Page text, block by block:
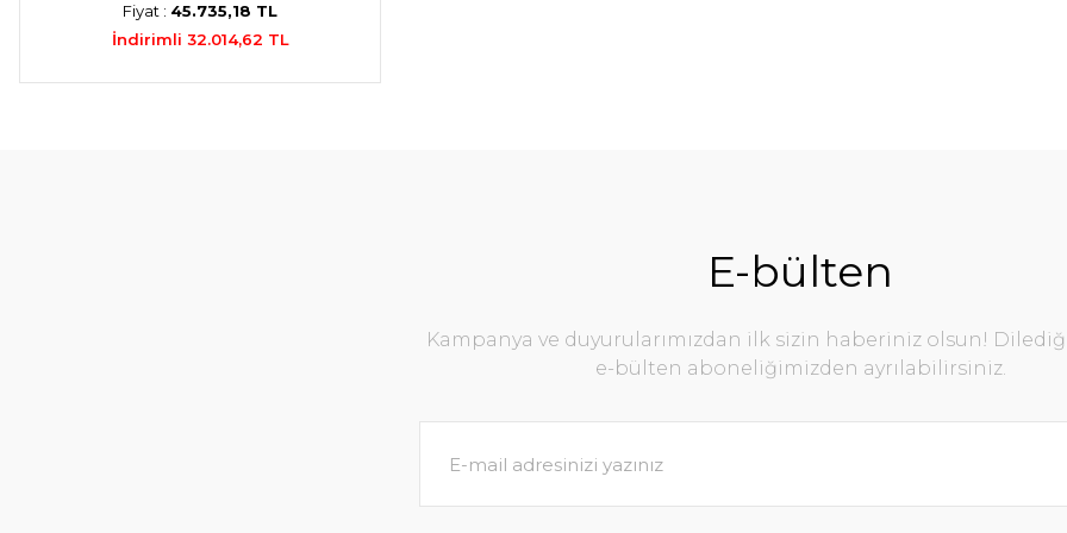
Fiyat : 45.735,18 TL
İndirimli 32.014,62 TL
E-bülten
Kampanya ve duyurularımızdan ilk sizin haberiniz olsun!
e-bülten aboneliğimizden ayrılabilirsiniz.